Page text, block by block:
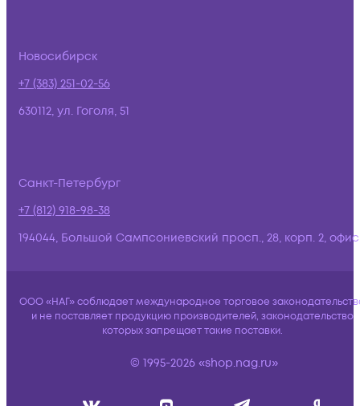
Новосибирск
+7 (383) 251-02-56
630112, ул. Гоголя, 51
Санкт-Петербург
+7 (812) 918-98-38
194044, Большой Сампсониевский просп., 28, корп. 2,
ООО «НАГ» соблюдает международное торговое
и не поставляет продукцию производителей, законодательство
которых запрещает такие поставки.
© 1995-2026 «shop.nag.ru»